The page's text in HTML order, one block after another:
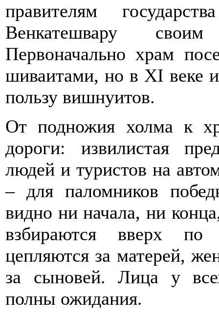
правителям
Венкатешвару
Первоначально храм
шиваитами, но в ХI веке
пользу вишнуитов.
От подножия холма к
дороги: извилистая
людей и туристов на
– для паломников
видно ни начала, ни
взбираются вверх
цепляются за матерей,
за сыновей. Лица у
полны ожидания.